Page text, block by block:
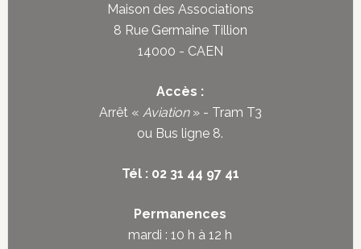
Maison des Associations
8 Rue Germaine Tillion
14000 - CAEN
Accès :
Arrêt « Aviation» - Tram T3
ou Bus ligne 8.
Tél : 02 31 44 97 41
Permanences
mardi : 10 h à 12 h